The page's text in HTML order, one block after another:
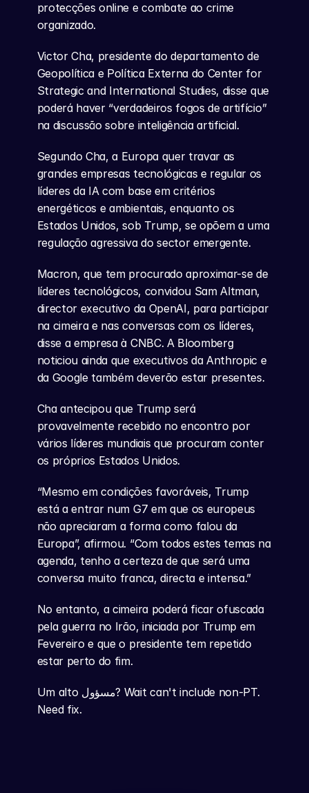
protecções online e combate ao crime
organizado.
Victor Cha, presidente do departamento de
Geopolítica e Política Externa do Center for
Strategic and International Studies, disse que
poderá haver “verdadeiros fogos de artifício”
na discussão sobre inteligência artificial.
Segundo Cha, a Europa quer travar as
grandes empresas tecnológicas e regular os
líderes da IA com base em critérios
energéticos e ambientais, enquanto os
Estados Unidos, sob Trump, se opõem a uma
regulação agressiva do sector emergente.
Macron, que tem procurado aproximar-se de
líderes tecnológicos, convidou Sam Altman,
director executivo da OpenAI, para participar
na cimeira e nas conversas com os líderes,
disse a empresa à CNBC. A Bloomberg
noticiou ainda que executivos da Anthropic e
da Google também deverão estar presentes.
Cha antecipou que Trump será
provavelmente recebido no encontro por
vários líderes mundiais que procuram conter
os próprios Estados Unidos.
“Mesmo em condições favoráveis, Trump
está a entrar num G7 em que os europeus
não apreciaram a forma como falou da
Europa”, afirmou. “Com todos estes temas na
agenda, tenho a certeza de que será uma
conversa muito franca, directa e intensa.”
No entanto, a cimeira poderá ficar ofuscada
pela guerra no Irão, iniciada por Trump em
Fevereiro e que o presidente tem repetido
estar perto do fim.
Um alto مسؤول? Wait can't include non-PT.
Need fix.